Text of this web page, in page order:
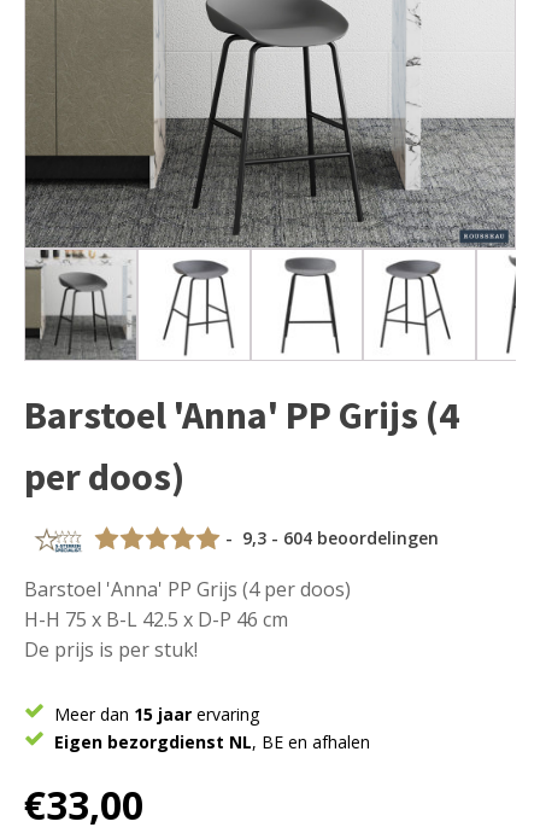
Barstoel 'Anna' PP Grijs (4
per doos)
- 9,3 - 604 beoordelingen
Barstoel 'Anna' PP Grijs (4 per doos)
H-H 75 x B-L 42.5 x D-P 46 cm
De prijs is per stuk!
Meer dan 15 jaar ervaring
Eigen bezorgdienst NL, BE en afhalen
€33,00